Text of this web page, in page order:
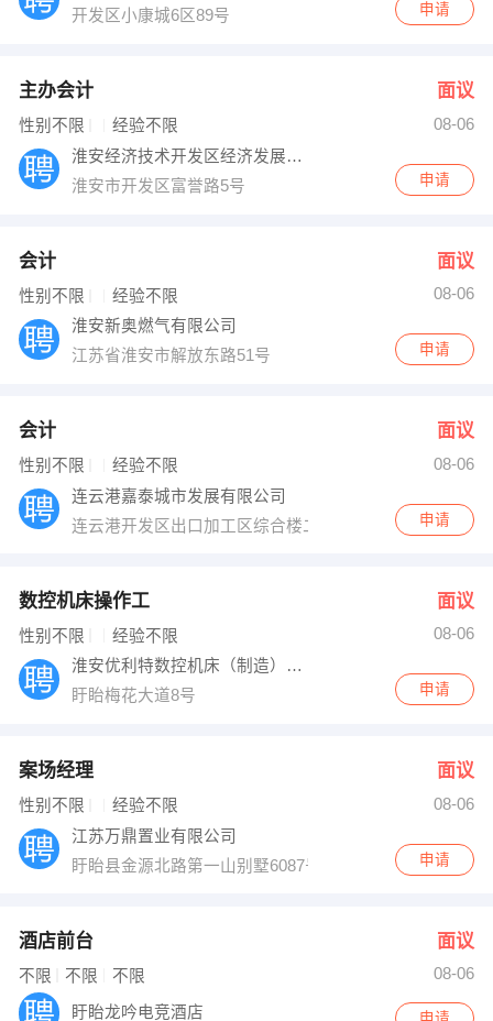
开发区小康城6区89号
申请
主办会计 面议
性别不限 经验不限
08-06
淮安经济技术开发区经济发展总公司
淮安市开发区富誉路5号
申请
会计 面议
性别不限 经验不限
08-06
淮安新奥燃气有限公司
江苏省淮安市解放东路51号
申请
会计 面议
性别不限 经验不限
08-06
连云港嘉泰城市发展有限公司
连云港开发区出口加工区综合楼二楼
申请
数控机床操作工 面议
性别不限 经验不限
08-06
淮安优利特数控机床（制造）有限公司
盱眙梅花大道8号
申请
案场经理 面议
性别不限 经验不限
08-06
江苏万鼎置业有限公司
盱眙县金源北路第一山别墅6087号
申请
酒店前台 面议
不限 不限 不限 08-06
盱眙龙吟电竞酒店